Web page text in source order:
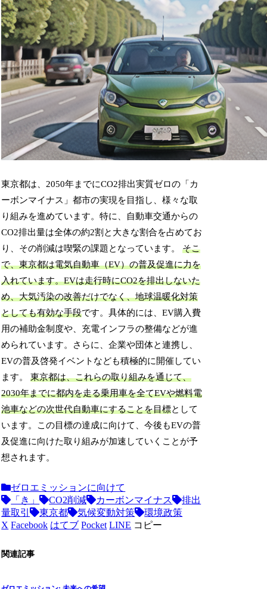
東京都は、2050年までにCO2排出実質ゼロの「カ
ーボンマイナス」都市の実現を目指し、様々な取
り組みを進めています。特に、自動車交通からの
CO2排出量は全体の約2割と大きな割合を占めてお
り、その削減は喫緊の課題となっています。そこ
で、東京都は電気自動車（EV）の普及促進に力を
入れています。EVは走行時にCO2を排出しないた
め、大気汚染の改善だけでなく、地球温暖化対策
としても有効な手段です。具体的には、EV購入費
用の補助金制度や、充電インフラの整備などが進
められています。さらに、企業や団体と連携し、
EVの普及啓発イベントなども積極的に開催してい
ます。東京都は、これらの取り組みを通じて、
2030年までに都内を走る乗用車を全てEVや燃料電
池車などの次世代自動車にすることを目標として
います。この目標の達成に向けて、今後もEVの普
及促進に向けた取り組みが加速していくことが予
想されます。
ゼロエミッションに向けて
「き」
CO2削減 カーボンマイナス
排出
量取引
東京都 気候変動対策
環境政策
X Facebook はてブ Pocket LINE コピー
関連記事